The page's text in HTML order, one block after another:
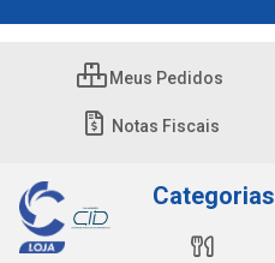
Meus Pedidos
Notas Fiscais
Categorias